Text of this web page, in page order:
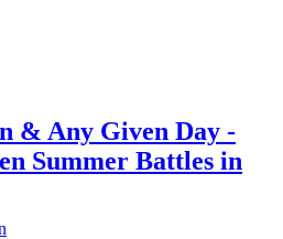
& Any Given Day -
Summer Battles in